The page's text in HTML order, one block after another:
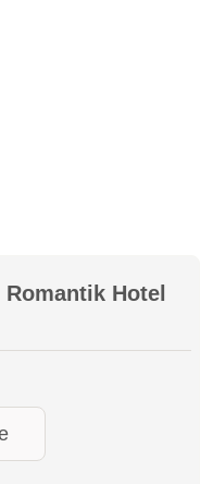
Romantik Hotel